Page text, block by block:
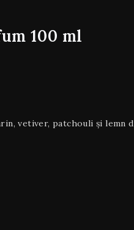
100 ml
vetiver, patchouli și lemn